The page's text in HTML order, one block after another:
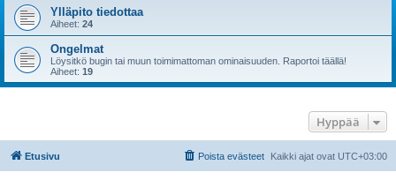
Ylläpito tiedottaa
Aiheet: 24
Ongelmat
Löysitkö bugin tai muun toimimattoman ominaisuuden. Raportoi täällä!
Aiheet: 19
Hyppää
Etusivu Kaikki ajat ovat UTC+03:00
Poista evästeet